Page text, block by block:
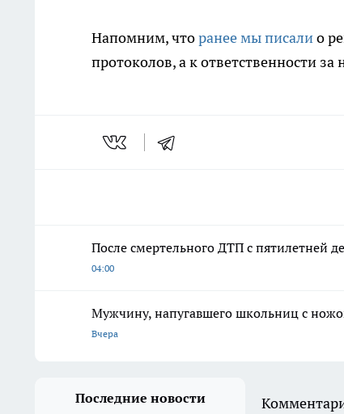
Напомним, чторанее мы писалио
протоколов, а к ответственности
После смертельного ДТП с пятилетней
04:00
Мужчину, напугавшего школьниц с
Вчера
Последние новости